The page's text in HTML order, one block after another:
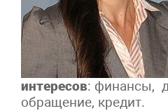
интересов: финансы,
обращение, кредит.